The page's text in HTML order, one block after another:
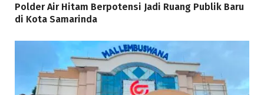
Polder Air Hitam Berpotensi Jadi Ruang Publik Baru
di Kota Samarinda